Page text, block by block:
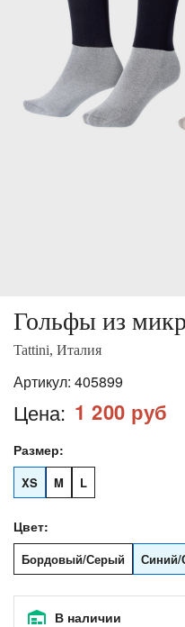
Гольфы из
Tattini, Италия
Артикул: 405899
Цена: 1 200 руб
Размер:
XS M L
Цвет:
Бордовый/Серый
В наличии